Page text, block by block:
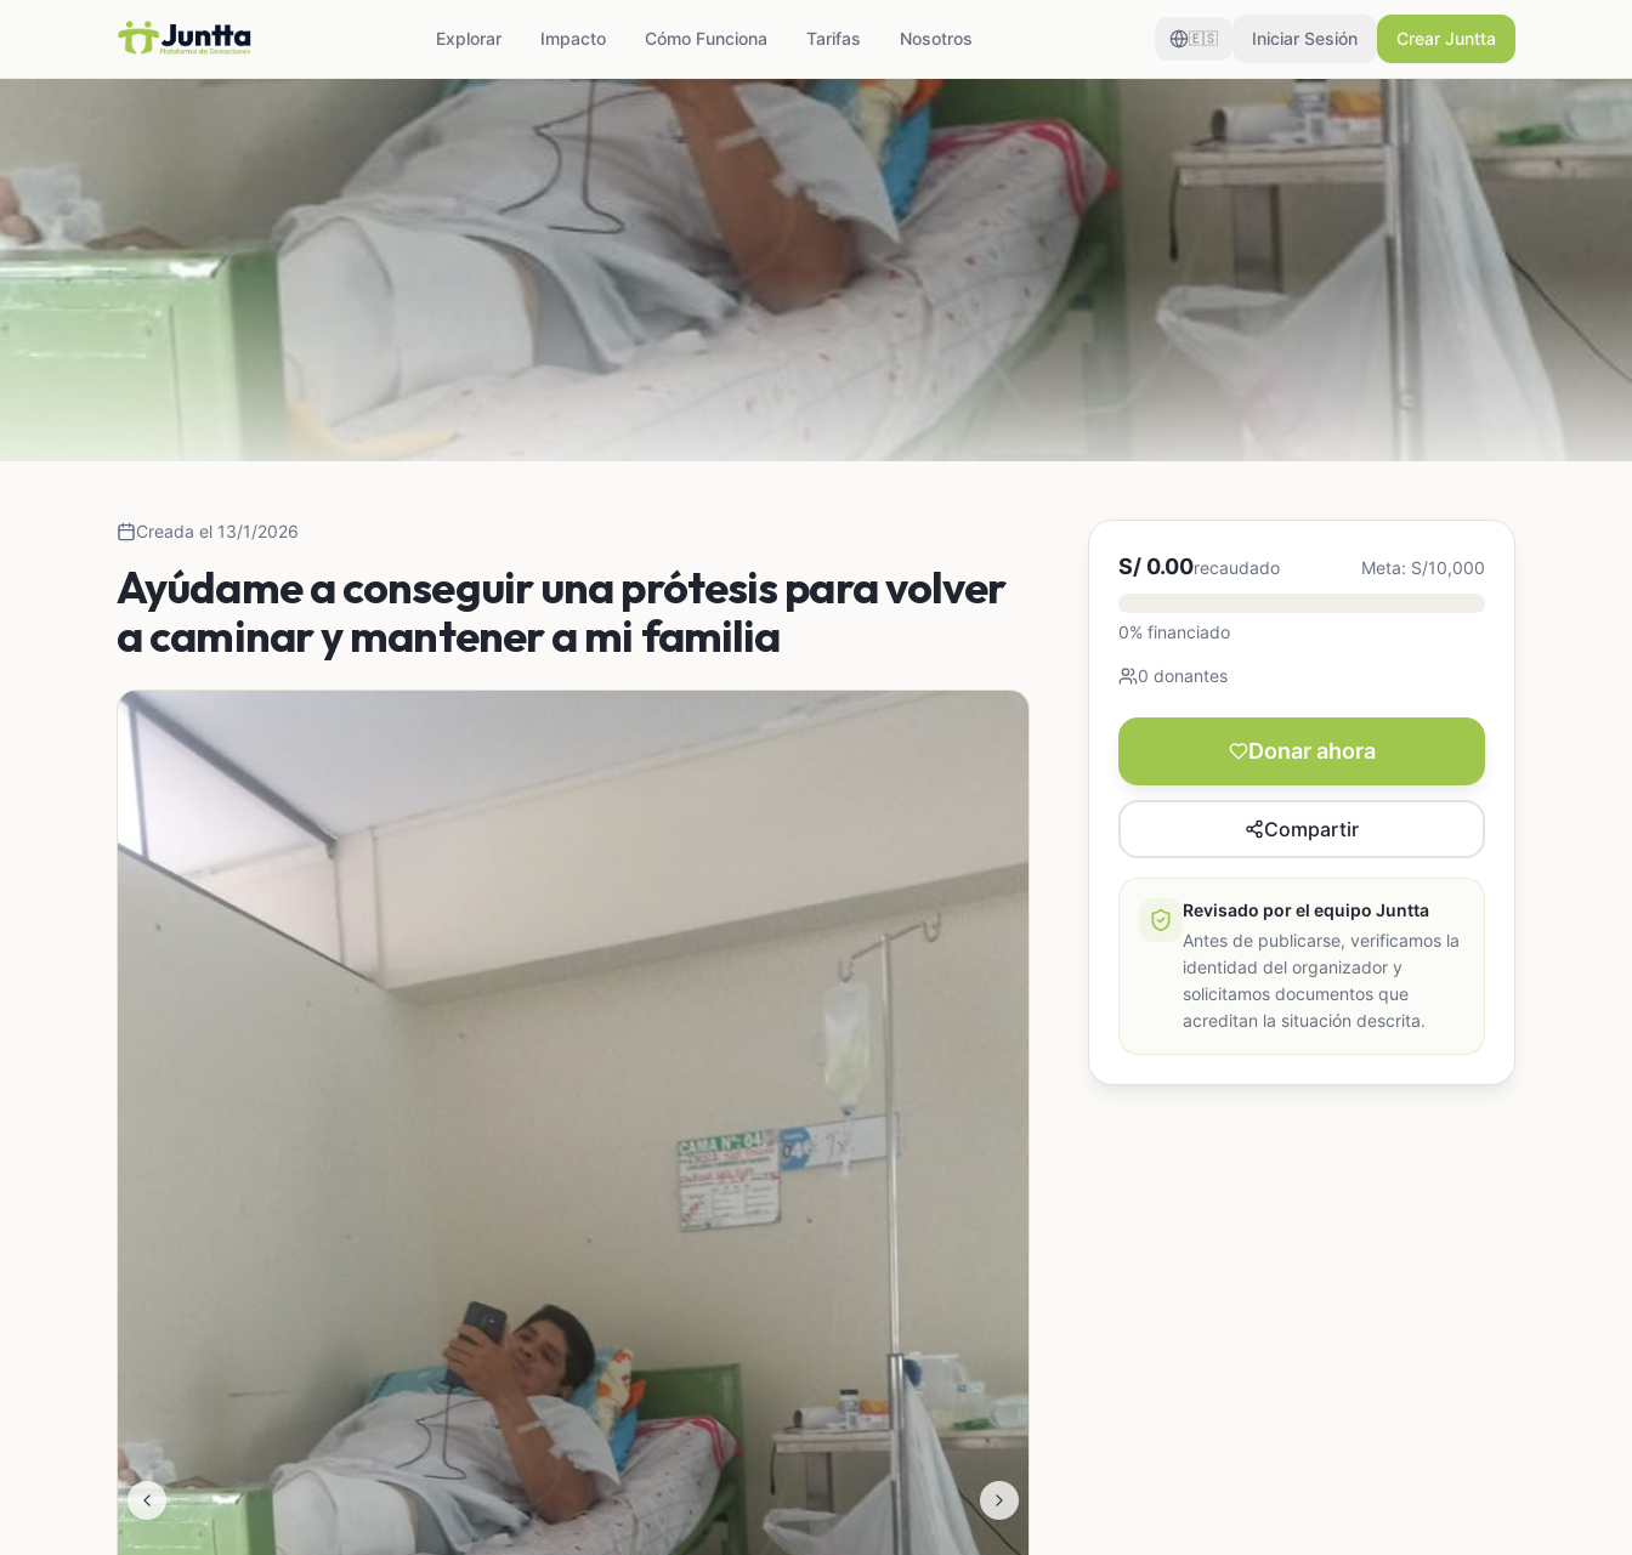
Explorar Impacto Cómo Funciona Tarifas Nosotros 🇪🇸 Iniciar Sesión Crear Juntta
Creada el 13/1/2026
Ayúdame a conseguir una prótesis para volver
a caminar y mantener a mi familia
S/ 0.00recaudado Meta: S/10,000
0% financiado
0 donantes
Donar ahora
Compartir
Revisado por el equipo Juntta
Antes de publicarse, verificamos la
identidad del organizador y
solicitamos documentos que
acreditan la situación descrita.